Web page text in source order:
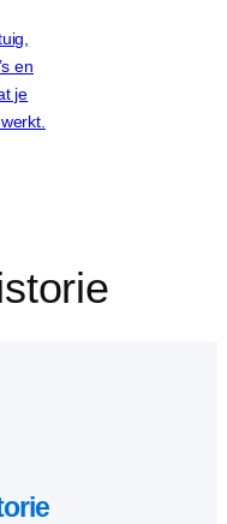
en
je